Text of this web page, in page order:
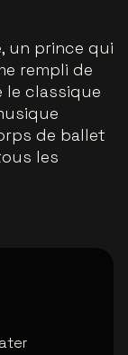
un prince qui
rempli de
le classique
de ballet
les